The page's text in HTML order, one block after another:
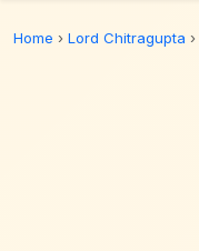
Home › Lord Chitragupta ›